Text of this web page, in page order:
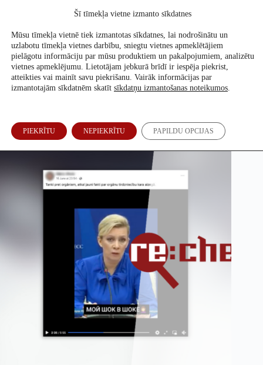
Atbalsti mūs
Vai Ukraina ar likuma grozījumiem atļāvusi orgānu
tirdzniecību?
Šī tīmekļa vietne izmanto sīkdatnes
Mūsu tīmekļa vietnē tiek izmantotas sīkdatnes, lai nodrošinātu un
uzlabotu tīmekļa vietnes darbību, sniegtu vietnes apmeklētājiem
pielāgotu informāciju par mūsu produktiem un pakalpojumiem, analizētu
vietnes apmeklējumu. Lietotājam jebkurā brīdī ir iespēja piekrist,
atteikties vai mainīt savu piekrišanu. Vairāk informācijas par
izmantotajām sīkdatnēm skatīt sīkdatņu izmantošanas noteikumos.
PIEKRĪTU NEPIEKRĪTU PAPILDU OPCIJAS